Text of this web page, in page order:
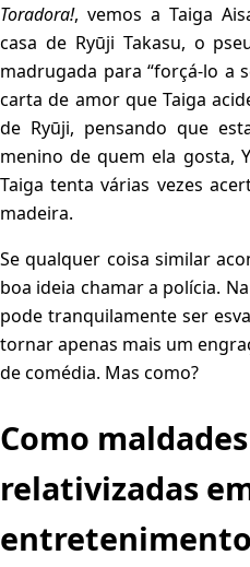
Toradora!, vemos a Taiga
casa de Ryūji Takasu, o
madrugada para “forçá-lo a
carta de amor que Taiga
de Ryūji, pensando que
menino de quem ela gosta,
Taiga tenta várias vezes
madeira.
Se qualquer coisa similar
boa ideia chamar a polícia.
pode tranquilamente ser
tornar apenas mais um
de comédia. Mas como?
Como
relativizadas
entretenimento